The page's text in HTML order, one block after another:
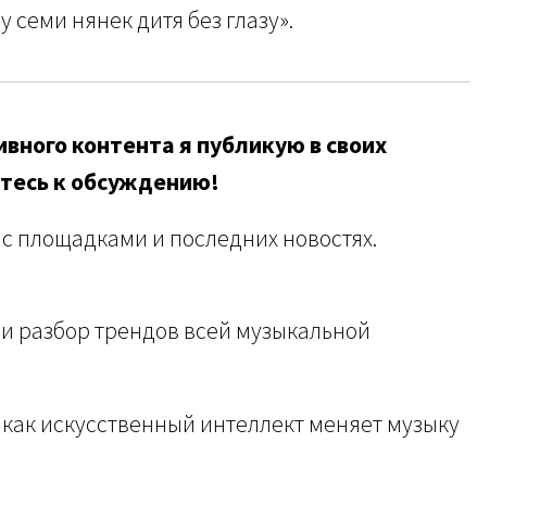
семи нянек дитя без глазу».
контента я публикую в своих
к обсуждению!
площадками и последних новостях.
разбор трендов всей музыкальной
искусственный интеллект меняет музыку